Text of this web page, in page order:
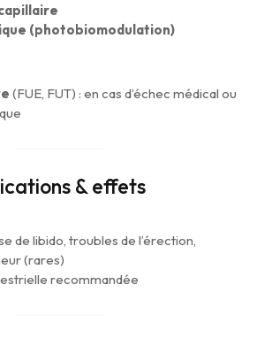
(photobiomodulation)
(FUE, FUT) : en cas d’échec médical ou
& effets
de libido, troubles de l’érection,
(rares)
recommandée